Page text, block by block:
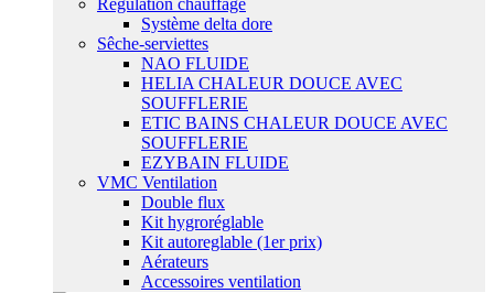
Régulation chauffage
Système delta dore
Sêche-serviettes
NAO FLUIDE
HELIA CHALEUR DOUCE AVEC
SOUFFLERIE
ETIC BAINS CHALEUR DOUCE AVEC
SOUFFLERIE
EZYBAIN FLUIDE
VMC Ventilation
Double flux
Kit hygroréglable
Kit autoreglable (1er prix)
Aérateurs
Accessoires ventilation